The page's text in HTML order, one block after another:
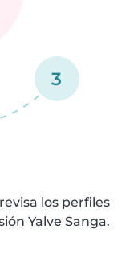
3
los perfiles
Yalve Sanga.